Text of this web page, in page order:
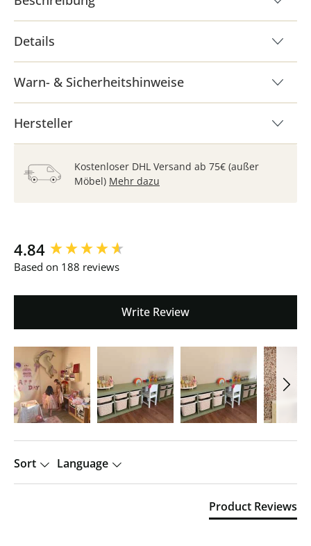
Details
Warn- & Sicherheitshinweise
Hersteller
Kostenloser DHL Versand ab 75€ (außer
Möbel) Mehr dazu
4.84
Based on 188 reviews
Write Review
Sort Language
Product Reviews
New content loaded